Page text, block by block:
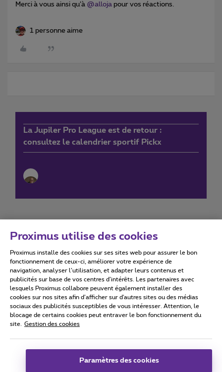
Merci à vous ainsi qu’à @alloja pour vos réactions.
1 personne aime
La Jupiler Pro League est de retour :
consultez le calendrier sportif Pickx
Conditions d'utilisation Accessibility statement
Tous droits réservés. © 2026 Proximus
Conditions générales, info consommateur
Coordonnées de l’entreprise
Proximus utilise des cookies
Proximus installe des cookies sur ses sites web pour assurer le bon
fonctionnement de ceux-ci, améliorer votre expérience de
navigation, analyser l’utilisation, et adapter leurs contenus et
publicités sur base de vos centres d’intérêts. Les partenaires avec
lesquels Proximus collabore peuvent également installer des
cookies sur nos sites afin d’afficher sur d'autres sites ou des médias
sociaux des publicités susceptibles de vous intéresser. Attention, le
blocage de certains cookies peut entraver le bon fonctionnement du
site.
Gestion des cookies
Paramètres des cookies